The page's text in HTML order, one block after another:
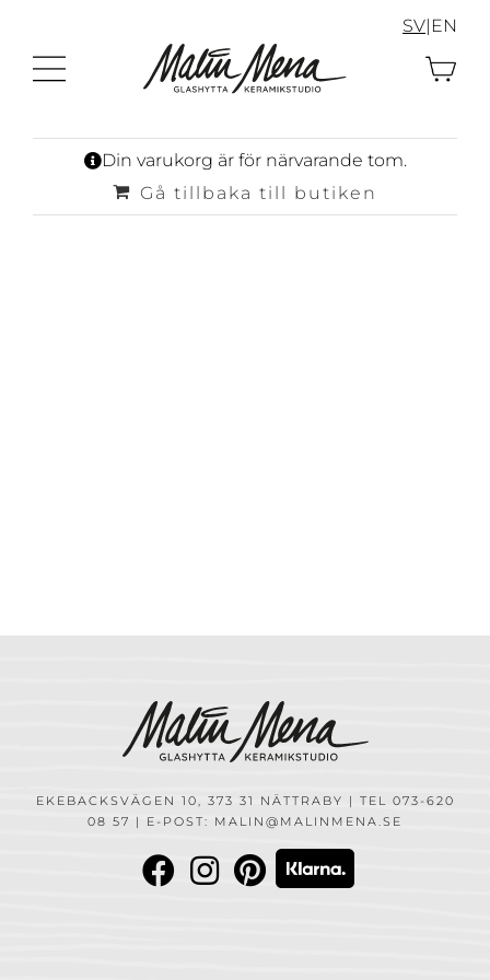
innehållet
SV| EN
Din varukorg är för närvarande tom.
Gå tillbaka till butiken
EKEBACKSVÄGEN 10, 373 31 NÄTTRABY | TEL 073-620
08 57 | E-POST: MALIN@MALINMENA.SE